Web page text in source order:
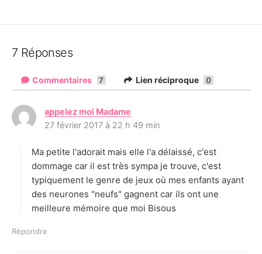
7 Réponses
Commentaires 7 Lien réciproque 0
appelez moi Madame
:
27 février 2017 à 22 h 49 min
Ma petite l'adorait mais elle l'a délaissé, c'est
dommage car il est très sympa je trouve, c'est
typiquement le genre de jeux où mes enfants ayant
des neurones "neufs" gagnent car ils ont une
meilleure mémoire que moi Bisous
Répondre